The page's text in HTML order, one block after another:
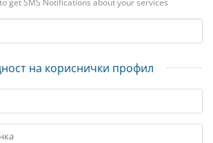
get SMS Notifications about your services
на кориснички профил